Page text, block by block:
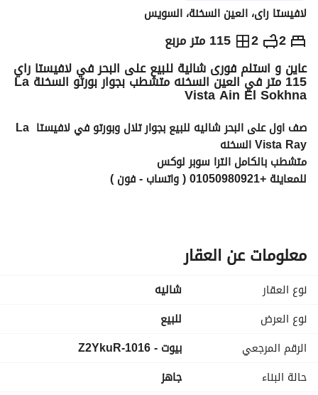
لافيستا راى، العين السخنة، السويس
2
2 115 متر مربع ج.م 9,200,000
التفاصيل الاتجاهات والمؤشرات رهن عقاري
عاين و استلم فورى شالية للبيع على البحر في لافيستا راي
115 متر في العين السخنه متشطب بجوار بورتو السخنة La
Vista Ain El Sokhna
صف اول على البحر شاليه للبيع بجوار تلال وبورتو في لافيستا La
Vista Ray السخنه
متشطب بالكامل الترا سوبر لوكس
للمعاينة +01050980921 ( واتساب - فون )
المقدم = 460 الف فقط وتستلم وحدتك !!
وتقسط الباقي حتي 6 سنين
للمعاينة +01050980921 ( واتساب - فون )
معلومات عن العقار
نوع العقار
شاليه
نوع العرض
للبيع
الرقم المرجعي
بيوت - 1016-Z2YkuR
حالة البناء
جاهز